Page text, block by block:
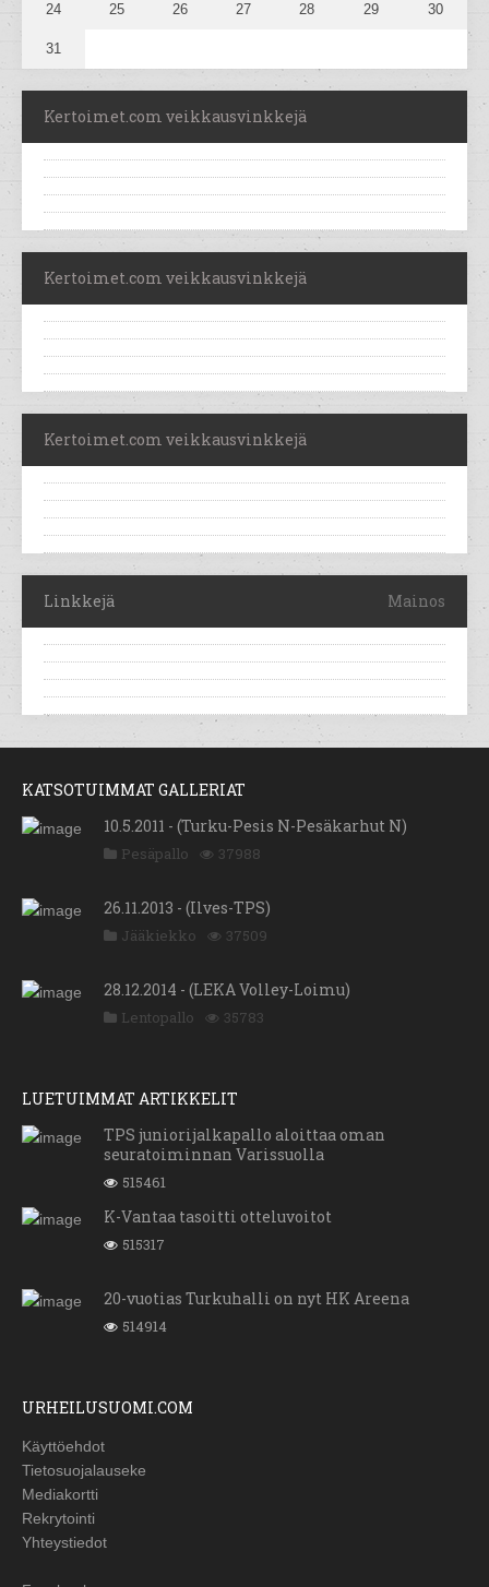
24 25 26 27 28 29 30
31
Kertoimet.com veikkausvinkkejä
Kertoimet.com veikkausvinkkejä
Kertoimet.com veikkausvinkkejä
Linkkejä Mainos
KATSOTUIMMAT GALLERIAT
10.5.2011 - (Turku-Pesis N-Pesäkarhut N)
Pesäpallo 37988
26.11.2013 - (Ilves-TPS)
Jääkiekko 37509
28.12.2014 - (LEKA Volley-Loimu)
Lentopallo 35783
LUETUIMMAT ARTIKKELIT
TPS juniorijalkapallo aloittaa oman
seuratoiminnan Varissuolla
515461
K-Vantaa tasoitti otteluvoitot
515317
20-vuotias Turkuhalli on nyt HK Areena
514914
URHEILUSUOMI.COM
Käyttöehdot
Tietosuojalauseke
Mediakortti
Rekrytointi
Yhteystiedot